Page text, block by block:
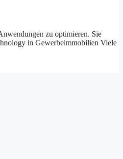
zu optimieren. Sie
in Gewerbeimmobilien Viele